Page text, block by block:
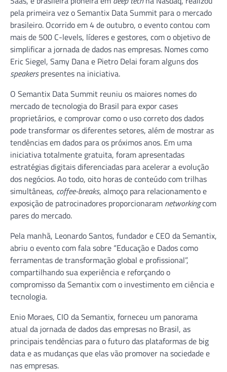
pela primeira vez o Semantix Data Summit para o mercado
brasileiro. Ocorrido em 4 de outubro, o evento contou com
mais de 500 C-levels, líderes e gestores, com o objetivo de
simplificar a jornada de dados nas empresas. Nomes como
Eric Siegel, Samy Dana e Pietro Delai foram alguns dos
speakerspresentes na iniciativa.
O Semantix Data Summit reuniu os maiores nomes do
mercado de tecnologia do Brasil para expor cases
proprietários, e comprovar como o uso correto dos dados
pode transformar os diferentes setores, além de mostrar as
tendências em dados para os próximos anos. Em uma
iniciativa totalmente gratuita, foram apresentadas
estratégias digitais diferenciadas para acelerar a evolução
dos negócios. Ao todo, oito horas de conteúdo com trilhas
simultâneas, coffee-breaks, almoço para relacionamento e
exposição de patrocinadores proporcionaram networkingcom
pares do mercado.
Pela manhã, Leonardo Santos, fundador e CEO da Semantix,
abriu o evento com fala sobre “Educação e Dados como
ferramentas de transformação global e profissional”,
compartilhando sua experiência e reforçando o
compromisso da Semantix com o investimento em ciência e
tecnologia.
Enio Moraes, CIO da Semantix, forneceu um panorama
atual da jornada de dados das empresas no Brasil, as
principais tendências para o futuro das plataformas de big
data e as mudanças que elas vão promover na sociedade e
nas empresas.